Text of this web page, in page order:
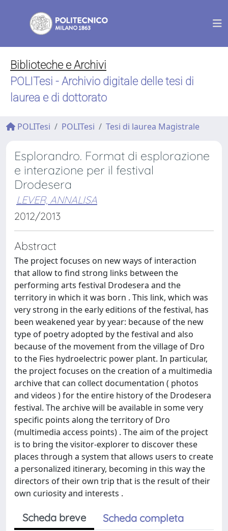
Biblioteche e Archivi
POLITesi - Archivio digitale delle tesi di
laurea e di dottorato
POLITesi POLITesi Tesi di laurea Magistrale
Esplorandro. Format di esplorazione
e interazione per il festival
Drodesera
LEVER, ANNALISA
2012/2013
Abstract
The project focuses on new ways of interaction
that allow to find strong links between the
performing arts festival Drodesera and the
territory in which it was born . This link, which was
very strong in the early editions of the festival, has
been weakened year by year: because of the new
type of poetry adopted by the festival and also
because of the movement from the village of Dro
to the Fies hydroelectric power plant. In particular,
the project focuses on the creation of a multimedia
archive that can collect documentation ( photos
and videos ) for the entire history of the Drodesera
festival. The archive will be available in some very
specific points along the territory of Dro
(multimedia access points) . The aim of the project
is to bring the visitor-explorer to discover these
places through a system that allows users to create
a personalized itinerary, becoming in this way the
directors of their own trip that is the result of their
own curiosity and interests .
Scheda breve Scheda completa